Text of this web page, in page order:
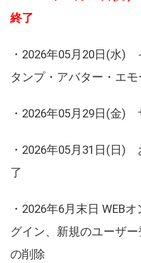
終了
・2026年05月20日(水)
タンプ・アバター・エ
・2026年05月29日(金)
・2026年05月31日(日)
了
・2026年6月末日 WEB
グイン、新規のユーザ
の削除